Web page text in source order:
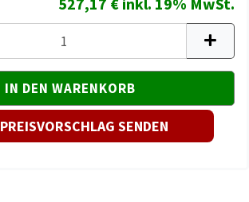
PREISVORSCHLAG SENDEN